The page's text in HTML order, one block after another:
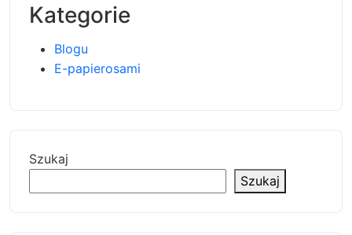
Kategorie
Blogu
E-papierosami
Szukaj
Szukaj